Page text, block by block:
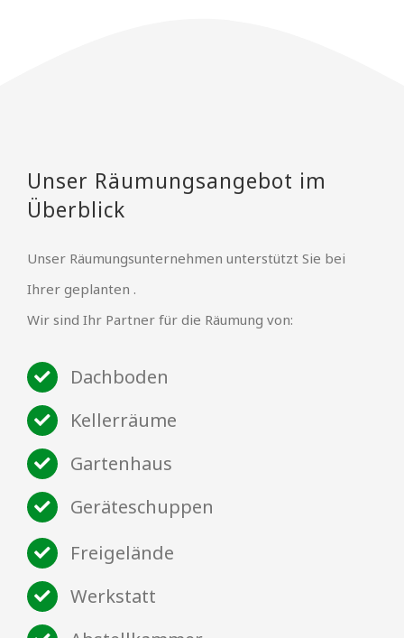
Unser Räumungsangebot im
Überblick
Unser Räumungsunternehmen unterstützt Sie bei
Ihrer geplanten .
Wir sind Ihr Partner für die Räumung von:
Dachboden
Kellerräume
Gartenhaus
Geräteschuppen
Freigelände
Werkstatt